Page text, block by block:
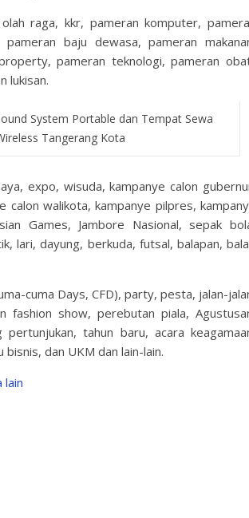
raga, kkr, pameran komputer,
baju dewasa, pameran
pameran teknologi, pameran
lukisan.
System Portable dan Tempat Sewa
Tangerang Kota
expo, wisuda, kampanye calon
calon walikota, kampanye pilpres,
Games, Jambore Nasional, sepak
lari, dayung, berkuda, futsal, balapan,
cuma Days, CFD), party, pesta, jalan-
fashion show, perebutan piala,
tahun baru, acara
dan UKM dan lain-lain.
lain